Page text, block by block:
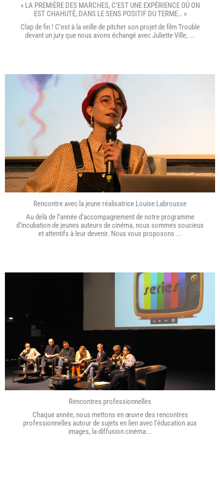
« LA PREMIÈRE DES MARCHES, C’EST UNE EXPÉRIENCE OÙ ON
EST CHAHUTÉ, DANS LE SENS POSITIF DU TERME… »
Clap de fin ! C’est à la veille de pitcher son projet de film Trouble
devant un jury que nous avons échangé avec Juliette Ville, ...
Rencontre avec la jeune réalisatrice Louise Labrousse
Au delà de l’année d’accompagnement de notre programme
d’incubation de jeunes auteurs de cinéma, nous sommes soucieux
et attentifs à leur devenir. Nous vous proposons ...
Rencontres professionnelles
Chaque année, nous mettons en œuvre des rencontres
professionnelles autour de sujets en lien avec l’éducation aux
images, la diffusion cinéma...